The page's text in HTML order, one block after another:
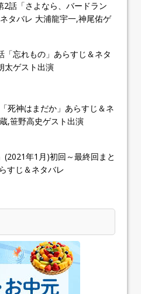
2話「さよなら、バードラン
タバレ 大浦龍宇一,神尾佑ゲ
「忘れもの」あらすじ＆ネタ
太ゲスト出演
死神はまだか」あらすじ＆ネ
,笹野高史ゲスト出演
(2021年1月)初回～最終回まと
すじ＆ネタバレ